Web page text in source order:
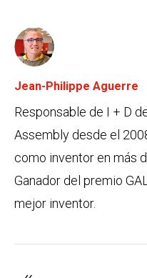
Jean-Philippe Aguerre
Responsable de I + D
Assembly desde el
como inventor en más
Ganador del premio
mejor inventor.